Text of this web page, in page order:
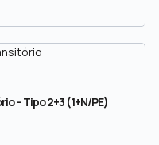
– Tipo 2+3 (1+N/PE)